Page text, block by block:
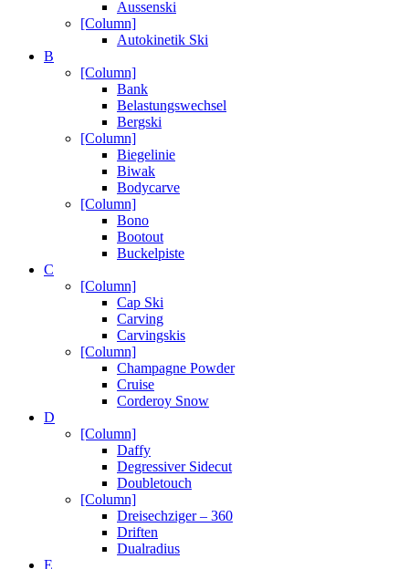
Aussenski
[Column]
Autokinetik Ski
B
[Column]
Bank
Belastungswechsel
Bergski
[Column]
Biegelinie
Biwak
Bodycarve
[Column]
Bono
Bootout
Buckelpiste
C
[Column]
Cap Ski
Carving
Carvingskis
[Column]
Champagne Powder
Cruise
Corderoy Snow
D
[Column]
Daffy
Degressiver Sidecut
Doubletouch
[Column]
Dreisechziger – 360
Driften
Dualradius
E